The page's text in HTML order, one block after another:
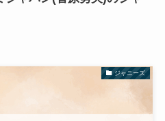
ジャニーズ